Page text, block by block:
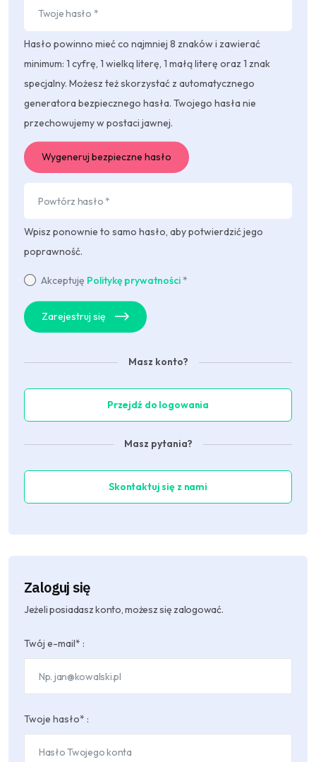
Hasło powinno mieć co najmniej 8 znaków i zawierać
minimum: 1 cyfrę, 1 wielką literę, 1 małą literę oraz 1 znak
specjalny. Możesz też skorzystać z automatycznego
generatora bezpiecznego hasła. Twojego hasła nie
przechowujemy w postaci jawnej.
Wygeneruj bezpieczne hasło
Wpisz ponownie to samo hasło, aby potwierdzić jego
poprawność.
Akceptuję Politykę prywatności *
Zarejestruj się
Masz konto?
Przejdź do logowania
Masz pytania?
Skontaktuj się z nami
Zaloguj się
Jeżeli posiadasz konto, możesz się zalogować.
Twój e-mail* :
Twoje hasło* :